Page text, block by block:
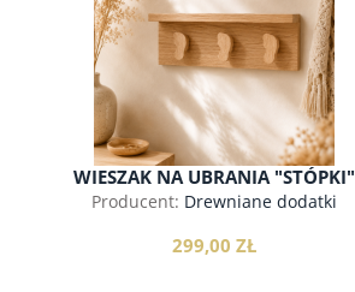
do koszyka
WIESZAK NA UBRANIA "STÓPKI"
Producent: Drewniane dodatki
299,00 ZŁ